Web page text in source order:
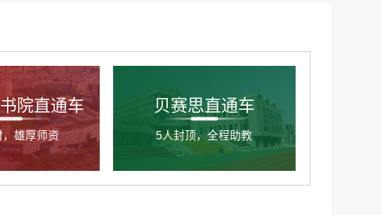
院直通车
雄厚师资
贝赛思直通车
5人封顶，全程助教